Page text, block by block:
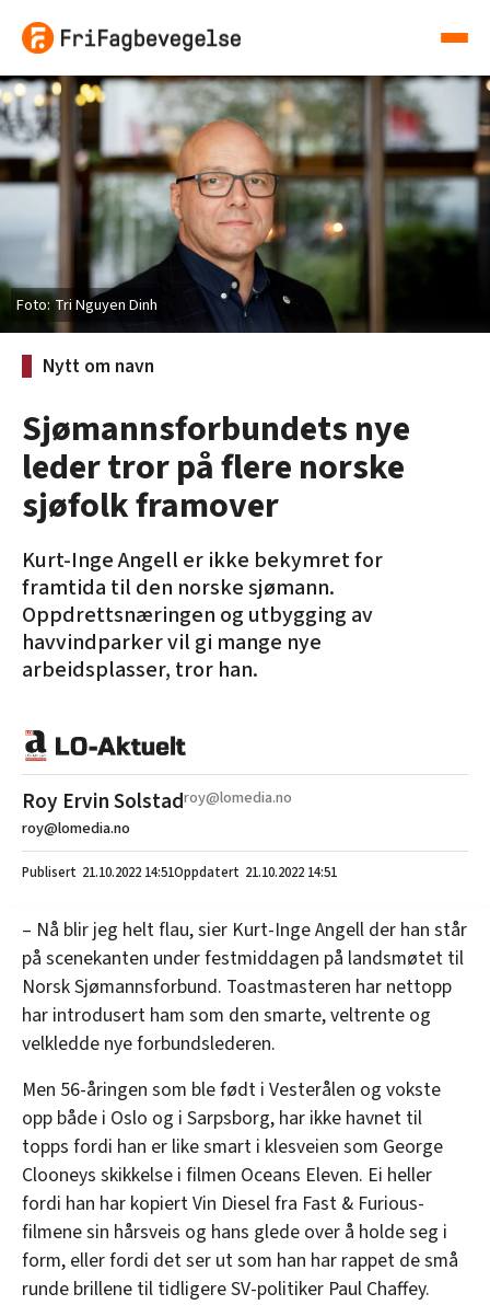
Tri Nguyen Dinh
Nytt om navn
Sjømannsforbundets nye
leder tror på flere norske
sjøfolk framover
Kurt-Inge Angell er ikke bekymret for
framtida til den norske sjømann.
Oppdrettsnæringen og utbygging av
havvindparker vil gi mange nye
arbeidsplasser, tror han.
Roy Ervin Solstad
roy@lomedia.no
roy@lomedia.no
21.10.2022 14:51 21.10.2022 14:51
– Nå blir jeg helt flau, sier Kurt-Inge Angell der han står
på scenekanten under festmiddagen på landsmøtet til
Norsk Sjømannsforbund. Toastmasteren har nettopp
har introdusert ham som den smarte, veltrente og
velkledde nye forbundslederen.
Men 56-åringen som ble født i Vesterålen og vokste
opp både i Oslo og i Sarpsborg, har ikke havnet til
topps fordi han er like smart i klesveien som George
Clooneys skikkelse i filmen Oceans Eleven. Ei heller
fordi han har kopiert Vin Diesel fra Fast & Furious-
filmene sin hårsveis og hans glede over å holde seg i
form, eller fordi det ser ut som han har rappet de små
runde brillene til tidligere SV-politiker Paul Chaffey.